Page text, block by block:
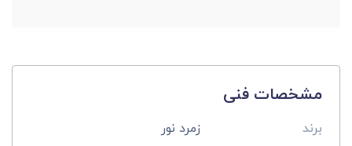
مشخصات فنی
برند زمرد نور